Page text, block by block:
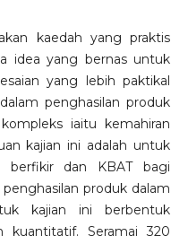
kaedah yang praktis
idea yang bernas untuk
yang lebih paktikal
penghasilan produk
iaitu kemahiran
kajian ini adalah untuk
berfikir dan KBAT bagi
produk dalam
kajian ini berbentuk
kuantitatif. Seramai 320